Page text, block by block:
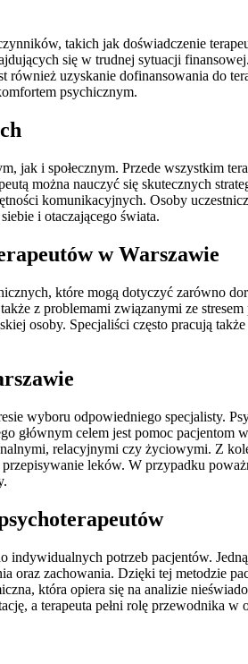
takich jak doświadczenie
się w trudnej sytuacji
uzyskanie dofinansowania do
psychicznym.
jak i społecznym. Przede wszystkim
można nauczyć się skutecznych
komunikacyjnych. Osoby
i otaczającego świata.
w Warszawie
które mogą dotyczyć zarówno
z problemami związanymi ze
osoby. Specjaliści często pracują
wyboru odpowiedniego specjalisty.
celem jest pomoc
relacyjnymi czy życiowymi. Z
leków. W przypadku
potrzeb pacjentów.
zachowania. Dzięki tej metodzie
która opiera się na analizie
a terapeuta pełni rolę przewodnika